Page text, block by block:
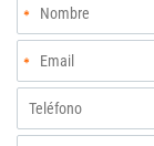
apartamento
paralelos para
excelente zona
residencial de
los que les gusta
la Ciudad de Cali